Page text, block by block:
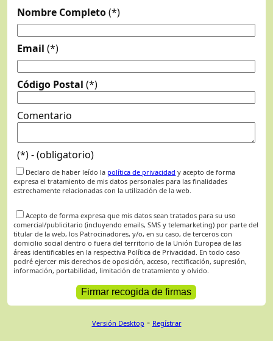
Nombre Completo(*)
Email (*)
Código Postal (*)
Comentario
(*) - (obligatorio)
Declaro de haber leído la política de privacidad y acepto de forma
expresa el tratamiento de mis datos personales para las finalidades
estrechamente relacionadas con la utilización de la web.
Acepto de forma expresa que mis datos sean tratados para su uso
comercial/publicitario (incluyendo emails, SMS y telemarketing) por parte del
titular de la web, los Patrocinadores, y/o, en su caso, de terceros con
domicilio social dentro o fuera del territorio de la Unión Europea de las
áreas identificables en la respectiva Política de Privacidad. En todo caso
podré ejercer mis derechos de oposición, acceso, rectificación, supresión,
información, portabilidad, limitación de tratamiento y olvido.
Versión Desktop - Regístrar